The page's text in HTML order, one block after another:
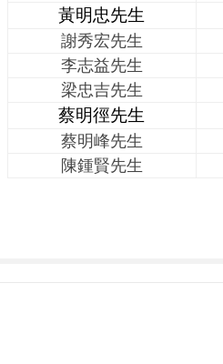
黃明忠先生
謝秀宏先生
李志益先生
梁忠吉先生
蔡明徑先生
蔡明峰先生
陳鍾賢先生